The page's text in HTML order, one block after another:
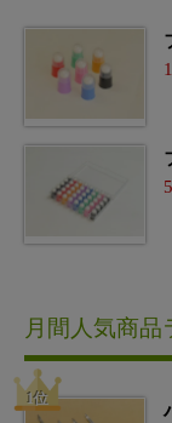
月間人気商品